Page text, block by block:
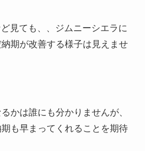
見ても、、ジムニーシエラに
期が改善する様子は見えませ
かは誰にも分かりませんが、
も早まってくれることを期待